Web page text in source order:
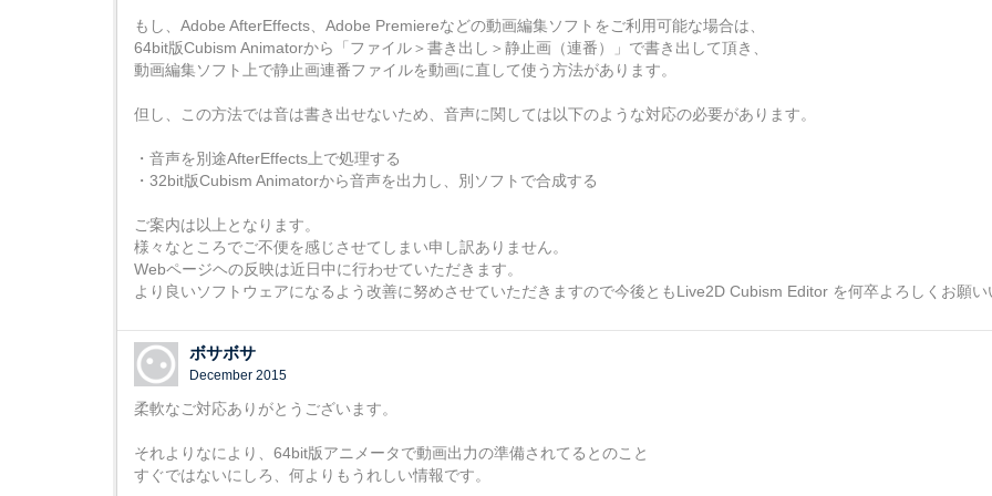
もし、Adobe AfterEffects、Adobe Premiereなどの動画編集ソフトをご利用可能な場合は、
64bit版Cubism Animatorから「ファイル＞書き出し＞静止画（連番）」で書き出して頂き、
動画編集ソフト上で静止画連番ファイルを動画に直して使う方法があります。
但し、この方法では音は書き出せないため、音声に関しては以下のような対応の必要があります。
・音声を別途AfterEffects上で処理する
・32bit版Cubism Animatorから音声を出力し、別ソフトで合成する
ご案内は以上となります。
様々なところでご不便を感じさせてしまい申し訳ありません。
Webページヘの反映は近日中に行わせていただきます。
より良いソフトウェアになるよう改善に努めさせていただきますので今後ともLive2D Cubism Editor を何卒よろしくお願い
ボサボサ
December 2015
柔軟なご対応ありがとうございます。
それよりなにより、64bit版アニメータで動画出力の準備されてるとのこと
すぐではないにしろ、何よりもうれしい情報です。